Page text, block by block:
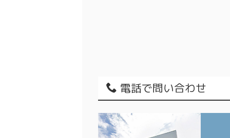
電話で問い合わせ